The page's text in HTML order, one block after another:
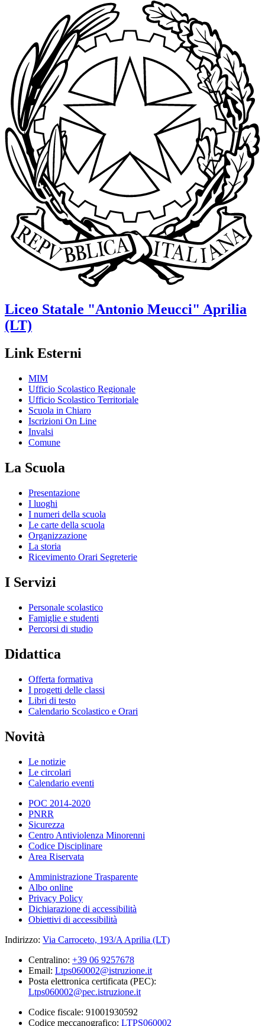
Liceo Statale "Antonio Meucci" Aprilia
(LT)
Link Esterni
MIM
Ufficio Scolastico Regionale
Ufficio Scolastico Territoriale
Scuola in Chiaro
Iscrizioni On Line
Invalsi
Comune
La Scuola
Presentazione
I luoghi
I numeri della scuola
Le carte della scuola
Organizzazione
La storia
Ricevimento Orari Segreterie
I Servizi
Personale scolastico
Famiglie e studenti
Percorsi di studio
Didattica
Offerta formativa
I progetti delle classi
Libri di testo
Calendario Scolastico e Orari
Novità
Le notizie
Le circolari
Calendario eventi
POC 2014-2020
PNRR
Sicurezza
Centro Antiviolenza Minorenni
Codice Disciplinare
Area Riservata
Amministrazione Trasparente
Albo online
Privacy Policy
Dichiarazione di accessibilità
Obiettivi di accessibilità
Indirizzo: Via Carroceto, 193/A Aprilia (LT)
Centralino: +39 06 9257678
Email: Ltps060002@istruzione.it
Posta elettronica certificata (PEC):
Ltps060002@pec.istruzione.it
Codice fiscale: 91001930592
Codice meccanografico: LTPS060002